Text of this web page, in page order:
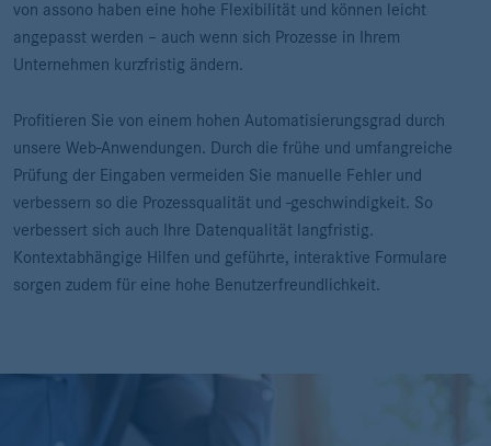
von assono haben eine hohe Flexibilität und können leicht
angepasst werden – auch wenn sich Prozesse in Ihrem
Unternehmen kurzfristig ändern.
Profitieren Sie von einem hohen Automatisierungsgrad durch
unsere Web-Anwendungen. Durch die frühe und umfangreiche
Prüfung der Eingaben vermeiden Sie manuelle Fehler und
verbessern so die Prozessqualität und -geschwindigkeit. So
verbessert sich auch Ihre Datenqualität langfristig.
Kontextabhängige Hilfen und geführte, interaktive Formulare
sorgen zudem für eine hohe Benutzerfreundlichkeit.